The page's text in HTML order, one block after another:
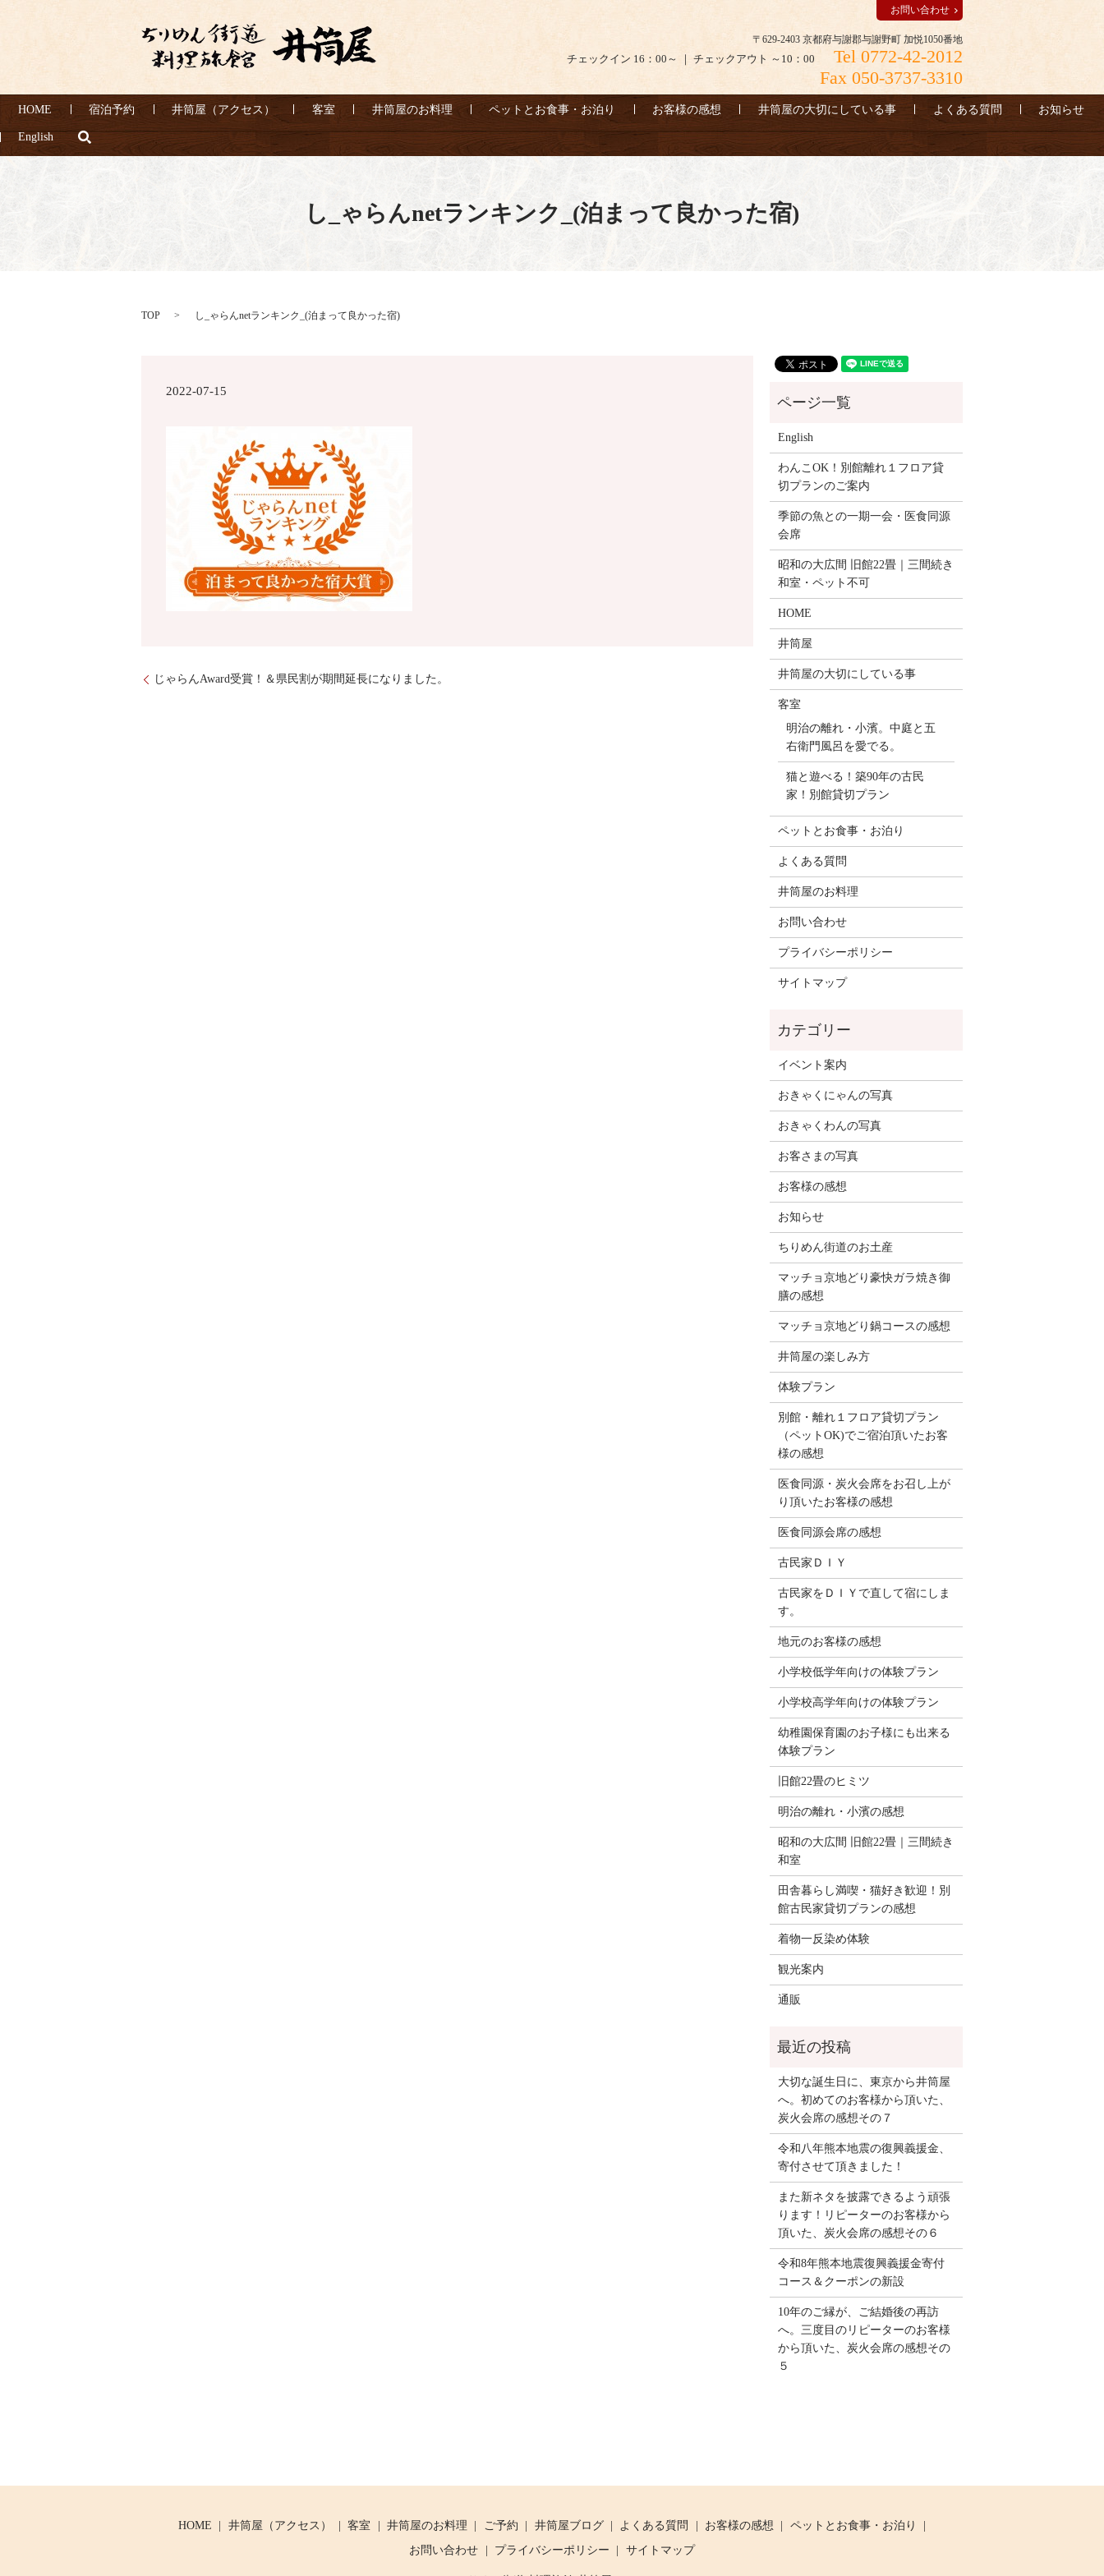
〒629-2403 京都府与謝郡与謝野町 加悦1050番地
チェックイン 16：00～ ｜ チェックアウト ～10：00
Tel 0772-42-2012
Fax 050-3737-3310
お問い合わせ
HOME 宿泊予約 井筒屋（アクセス） 客室 井筒屋のお料理 ペットとお食事・お泊り お客様の感想 井筒屋の大切にしている事 よくある質問 お知らせ
English
し_ゃらんnetランキンク_(泊まって良かった宿)
TOP し_ゃらんnetランキンク_(泊まって良かった宿)
2022-07-15
じゃらんAward受賞！＆県民割が期間延長になりました。
English
わんこOK！別館離れ１フロア貸
切プランのご案内
季節の魚との一期一会・医食同源
会席
昭和の大広間 旧館22畳｜三間続き
和室・ペット不可
HOME
井筒屋
井筒屋の大切にしている事
客室
明治の離れ・小濱。中庭と五
右衛門風呂を愛でる。
猫と遊べる！築90年の古民
家！別館貸切プラン
ペットとお食事・お泊り
よくある質問
井筒屋のお料理
お問い合わせ
プライバシーポリシー
サイトマップ
イベント案内
おきゃくにゃんの写真
おきゃくわんの写真
お客さまの写真
お客様の感想
お知らせ
ちりめん街道のお土産
マッチョ京地どり豪快ガラ焼き御
膳の感想
マッチョ京地どり鍋コースの感想
井筒屋の楽しみ方
体験プラン
別館・離れ１フロア貸切プラン
（ペットOK)でご宿泊頂いたお客
様の感想
医食同源・炭火会席をお召し上が
り頂いたお客様の感想
医食同源会席の感想
古民家ＤＩＹ
古民家をＤＩＹで直して宿にしま
す。
地元のお客様の感想
小学校低学年向けの体験プラン
小学校高学年向けの体験プラン
幼稚園保育園のお子様にも出来る
体験プラン
旧館22畳のヒミツ
明治の離れ・小濱の感想
昭和の大広間 旧館22畳｜三間続き
和室
田舎暮らし満喫・猫好き歓迎！別
館古民家貸切プランの感想
着物一反染め体験
観光案内
通販
大切な誕生日に、東京から井筒屋
へ。初めてのお客様から頂いた、
炭火会席の感想その７
令和八年熊本地震の復興義援金、
寄付させて頂きました！
また新ネタを披露できるよう頑張
ります！リピーターのお客様から
頂いた、炭火会席の感想その６
令和8年熊本地震復興義援金寄付
コース＆クーポンの新設
10年のご縁が、ご結婚後の再訪
へ。三度目のリピーターのお客様
から頂いた、炭火会席の感想その
５
HOME 井筒屋（アクセス） 客室 井筒屋のお料理 ご予約 井筒屋ブログ よくある質問 お客様の感想
ペットとお食事・お泊り
お問い合わせ
プライバシーポリシー サイトマップ